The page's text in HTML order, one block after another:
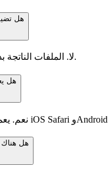
هل
لا. الملفات الناتجة بدون علامة مائية.
هل
هل